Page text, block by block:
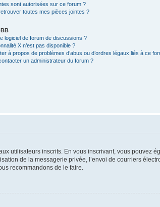
sont autorisées sur ce forum ?
toutes mes pièces jointes ?
logiciel de forum de discussions ?
X n’est pas disponible ?
à propos de problèmes d’abus ou d’ordres légaux liés à ce
un administrateur du forum ?
utilisateurs inscrits. En vous inscrivant, vous pouvez
de la messagerie privée, l’envoi de courriers
recommandons de le faire.